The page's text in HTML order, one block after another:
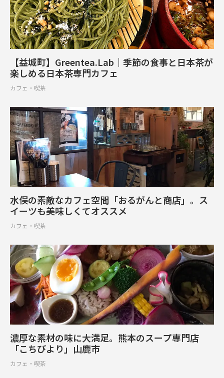
【益城町】Greentea.Lab｜季節の食事と日本茶が
楽しめる日本茶専門カフェ
カフェ・喫茶
水俣の素敵なカフェ空間「おるがんと商店」。ス
イーツも美味しくてオススメ
カフェ・喫茶
濃厚な素材の味に大満足。熊本のスープ専門店
「こちびより」山鹿市
カフェ・喫茶